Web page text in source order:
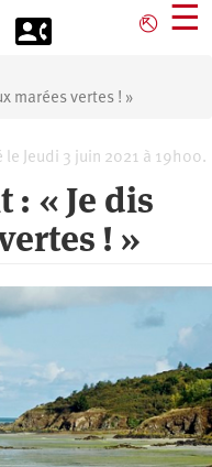
⎋ ☰
marées vertes ! »
le Jeudi 3 juin 2021 à 19h00.
: « Je dis
! »